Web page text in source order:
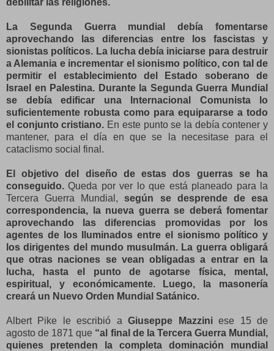
La Segunda Guerra mundial debía fomentarse
aprovechando las diferencias entre los fascistas y
sionistas políticos. La lucha debía iniciarse para destruir
a Alemania e incrementar el sionismo político, con tal de
permitir el establecimiento del Estado soberano de
Israel en Palestina. Durante la Segunda Guerra Mundial
se debía edificar una Internacional Comunista lo
suficientemente robusta como para equipararse a todo
el conjunto cristiano. En este punto se la debía contener y
mantener, para el día en que se la necesitase para el
cataclismo social final.
El objetivo del diseño de estas dos guerras se ha
conseguido.Queda por ver lo que está planeado para la
Tercera Guerra Mundial,según se desprende de esa
correspondencia, la nueva guerra se deberá fomentar
aprovechando las diferencias promovidas por los
agentes de los Iluminados entre el sionismo político y
los dirigentes del mundo musulmán. La guerra obligará
que otras naciones se vean obligadas a entrar en la
lucha, hasta el punto de agotarse física, mental,
espiritual, y económicamente. Luego, la masonería
creará un Nuevo Orden Mundial Satánico.
Albert Pike le escribió aGiuseppe Mazziniese 15 de
agosto de 1871 que “al final de la Tercera Guerra Mundial,
quienes pretenden la completa dominación mundial